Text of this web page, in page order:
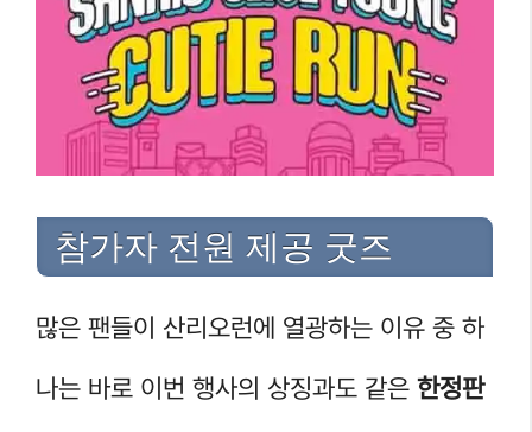
참가자 전원 제공 굿즈
많은 팬들이 산리오런에 열광하는 이유 중 하
나는 바로 이번 행사의 상징과도 같은 한정판